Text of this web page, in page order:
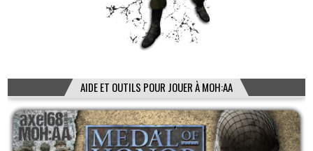
AIDE ET OUTILS POUR JOUER À MOH:AA